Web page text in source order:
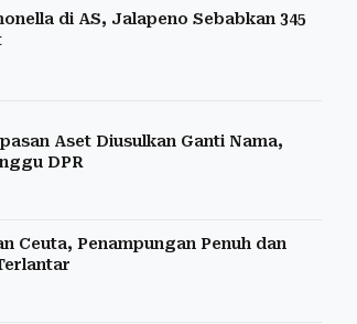
di AS, Jalapeno Sebabkan 345
Aset Diusulkan Ganti Nama,
DPR
Ceuta, Penampungan Penuh dan